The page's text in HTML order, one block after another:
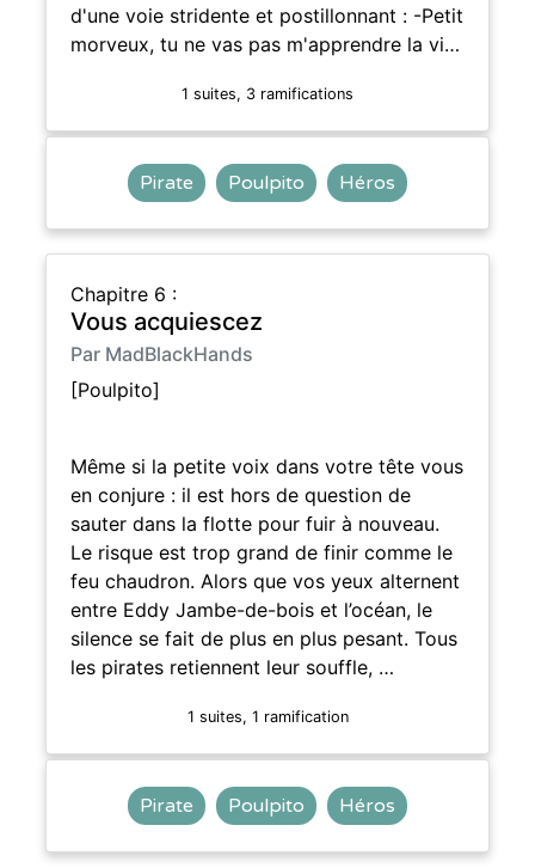
d'une voie stridente et postillonnant : -Petit
morveux, tu ne vas pas m'apprendre la vi…
1 suites, 3 ramifications
Pirate Poulpito Héros
Chapitre 6 :
Vous acquiescez
Par MadBlackHands
[Poulpito]
Même si la petite voix dans votre tête vous
en conjure : il est hors de question de
sauter dans la flotte pour fuir à nouveau.
Le risque est trop grand de finir comme le
feu chaudron. Alors que vos yeux alternent
entre Eddy Jambe-de-bois et l’océan, le
silence se fait de plus en plus pesant. Tous
les pirates retiennent leur souffle, …
1 suites, 1 ramification
Pirate Poulpito Héros